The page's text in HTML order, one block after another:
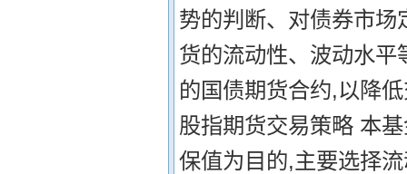
势的判断、对债券市
货的流动性、波动水
的国债期货合约,以降
股指期货交易策略 本
保值为目的,主要选择